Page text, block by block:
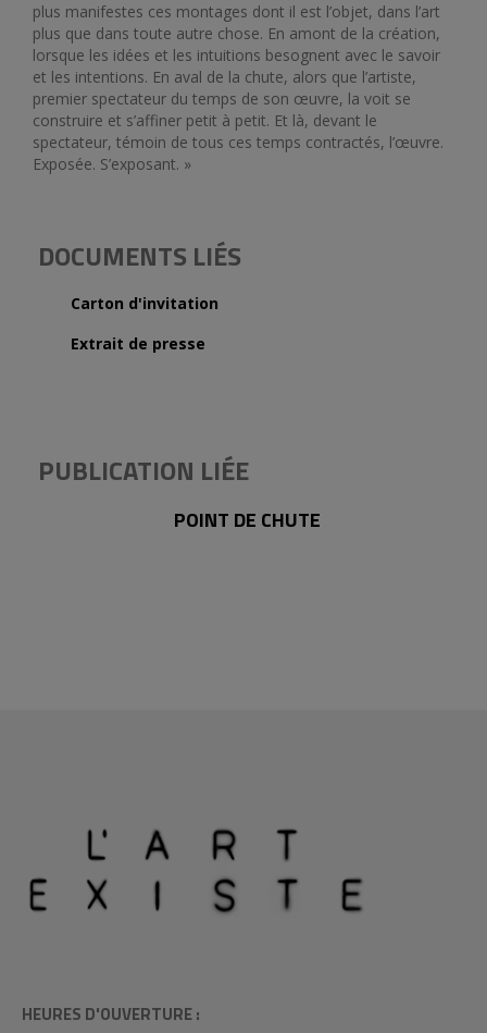
plus manifestes ces montages dont il est l’objet, dans l’art
plus que dans toute autre chose. En amont de la création,
lorsque les idées et les intuitions besognent avec le savoir
et les intentions. En aval de la chute, alors que l’artiste,
premier spectateur du temps de son œuvre, la voit se
construire et s’affiner petit à petit. Et là, devant le
spectateur, témoin de tous ces temps contractés, l’œuvre.
Exposée. S’exposant. »
DOCUMENTS LIÉS
Carton d'invitation
Extrait de presse
PUBLICATION LIÉE
POINT DE CHUTE
HEURES D'OUVERTURE :